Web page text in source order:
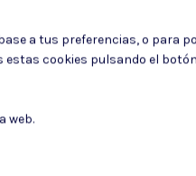
ello, consulte nuestra
recibir publicidad de su entidad.
a tus preferencias, o para
estas cookies pulsando el botón
web.